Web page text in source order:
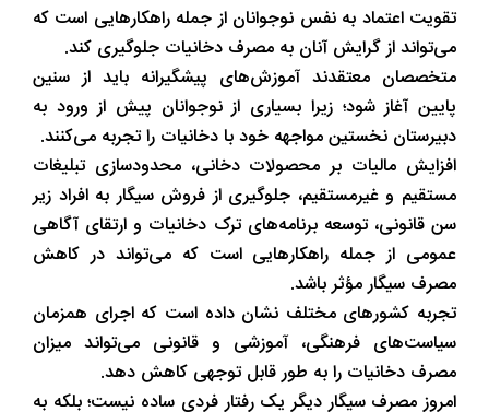
تقویت اعتماد به نفس نوجوانان از جمله راهکارهایی است که
می‌تواند از گرایش آنان به مصرف دخانیات جلوگیری کند.
متخصصان معتقدند آموزش‌های پیشگیرانه باید از سنین
پایین آغاز شود؛ زیرا بسیاری از نوجوانان پیش از ورود به
دبیرستان نخستین مواجهه خود با دخانیات را تجربه می‌کنند.
افزایش مالیات بر محصولات دخانی، محدودسازی تبلیغات
مستقیم و غیرمستقیم، جلوگیری از فروش سیگار به افراد زیر
سن قانونی، توسعه برنامه‌های ترک دخانیات و ارتقای آگاهی
عمومی از جمله راهکارهایی است که می‌تواند در کاهش
مصرف سیگار مؤثر باشد.
تجربه کشورهای مختلف نشان داده است که اجرای همزمان
سیاست‌های فرهنگی، آموزشی و قانونی می‌تواند میزان
مصرف دخانیات را به طور قابل توجهی کاهش دهد.
امروز مصرف سیگار دیگر یک رفتار فردی ساده نیست؛ بلکه به